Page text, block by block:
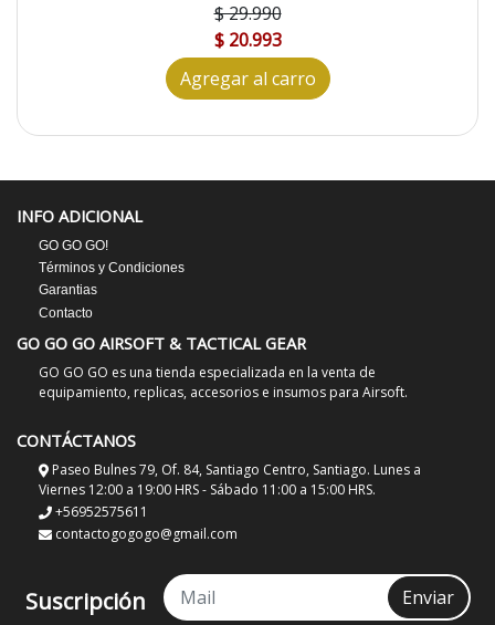
$ 29.990
$ 20.993
Agregar al carro
INFO ADICIONAL
GO GO GO!
Términos y Condiciones
Garantias
Contacto
GO GO GO AIRSOFT & TACTICAL GEAR
GO GO GO es una tienda especializada en la venta de
equipamiento, replicas, accesorios e insumos para Airsoft.
CONTÁCTANOS
Paseo Bulnes 79, Of. 84, Santiago Centro, Santiago. Lunes a
Viernes 12:00 a 19:00 HRS - Sábado 11:00 a 15:00 HRS.
+56952575611
contactogogogo@gmail.com
Suscripción Enviar